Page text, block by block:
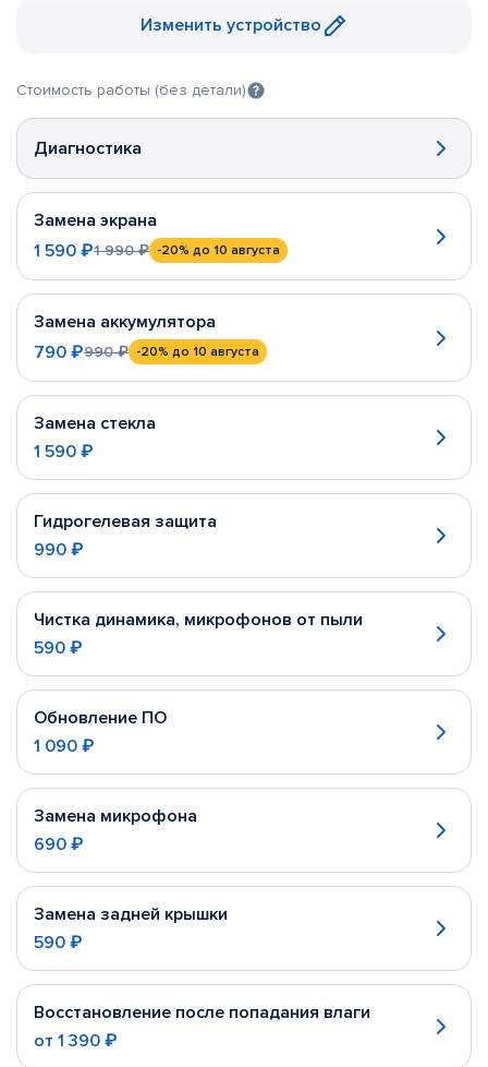
Изменить устройство
Стоимость работы (без детали)
Диагностика
Замена экрана
1 590 ₽1 990 ₽ -20% до 10 августа
Замена аккумулятора
790 ₽990 ₽ -20% до 10 августа
Замена стекла
1 590 ₽
Гидрогелевая защита
990 ₽
Чистка динамика, микрофонов от пыли
590 ₽
Обновление ПО
1 090 ₽
Замена микрофона
690 ₽
Замена задней крышки
590 ₽
Восстановление после попадания влаги
от 1 390 ₽